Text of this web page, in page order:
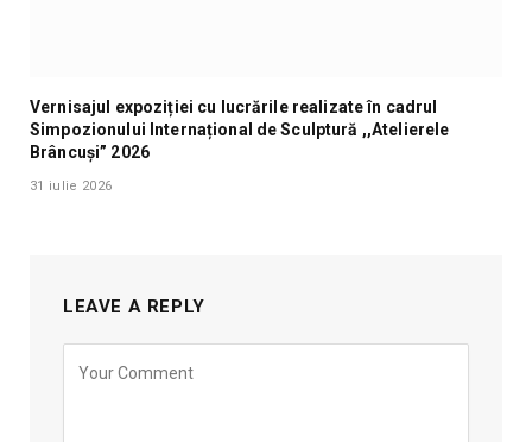
Vernisajul expoziției cu lucrările realizate în cadrul
Simpozionului Internațional de Sculptură ,,Atelierele
Brâncuși” 2026
31 iulie 2026
LEAVE A REPLY